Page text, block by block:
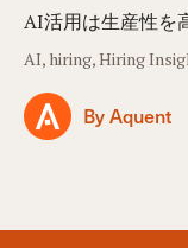
AI活用は生産性
AI, hiring, Hiring
By Aquent